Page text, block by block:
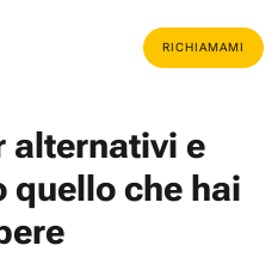
RICHIAMAMI
alternativi e
quello che hai